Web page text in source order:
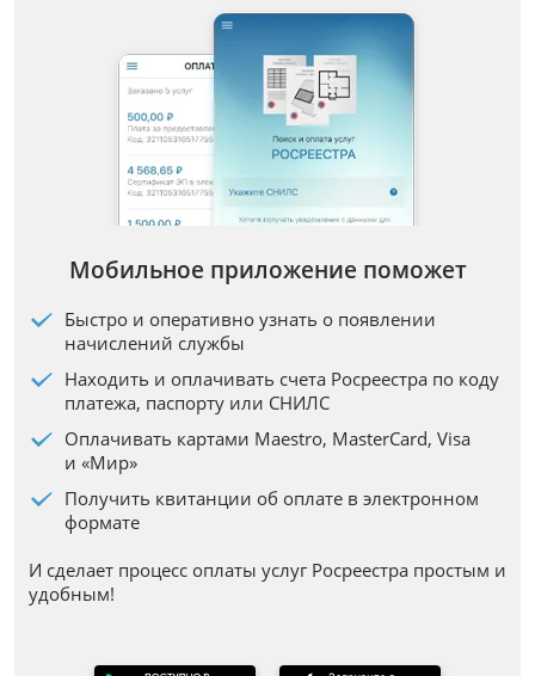
Мобильное приложение поможет
Быстро и оперативно узнать о появлении
начислений службы
Находить и оплачивать счета Росреестра по коду
платежа, паспорту или СНИЛС
Оплачивать картами Maestro, MasterCard, Visa
и «Мир»
Получить квитанции об оплате в электронном
формате
И сделает процесс оплаты услуг Росреестра простым и
удобным!